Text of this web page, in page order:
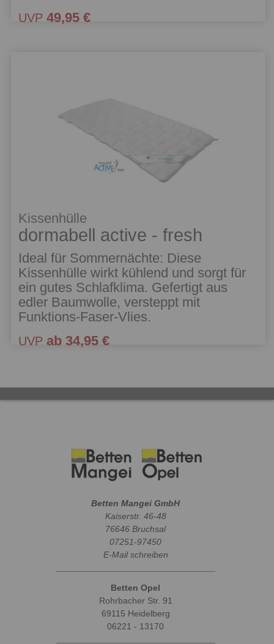
UVP 49,95 €
Kissenhülle
dormabell active - fresh
Ideal für Sommernächte: Diese
Kissenhülle wirkt kühlend und sorgt für
ein gutes Schlafklima. Gefertigt aus
edler Baumwolle, versteppt mit
Funktions-Faser-Vlies.
UVP ab 34,95 €
Betten Mangei GmbH
Kaiserstr. 46-48
76646 Bruchsal
07251-97450
E-Mail schreiben
Betten Opel
Rohrbacher Str. 91
69115 Heidelberg
06221 - 13170